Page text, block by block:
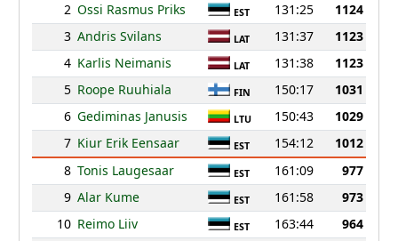
2 Ossi Rasmus Priks EST 131:25
1124
3 Andris Svilans LAT 131:37
1123
4 Karlis Neimanis LAT 131:38
1123
5 Roope Ruuhiala FIN 150:17
1031
6 Gediminas Janusis LTU 150:43
1029
7 Kiur Erik Eensaar EST 154:12
1012
8 Tonis Laugesaar EST 161:09
977
9 Alar Kume EST 161:58
973
10 Reimo Liiv EST 163:44
964